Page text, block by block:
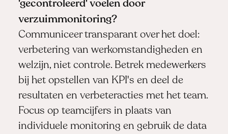
'gecontroleerd' voelen door
verzuimmonitoring?
Communiceer transparant over het doel:
verbetering van werkomstandigheden en
welzijn, niet controle. Betrek medewerkers
bij het opstellen van KPI's en deel de
resultaten en verbeteracties met het team.
Focus op teamcijfers in plaats van
individuele monitoring en gebruik de data